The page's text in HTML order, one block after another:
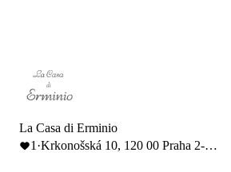
La Casa di Erminio
1 ·Krkonošská 10, 120 00 Praha 2-